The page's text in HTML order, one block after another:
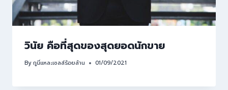
วินัย คือที่สุดของสุดยอดนักขาย
Byกูนี่แหละเซลล์ร้อยล้าน 01/09/2021